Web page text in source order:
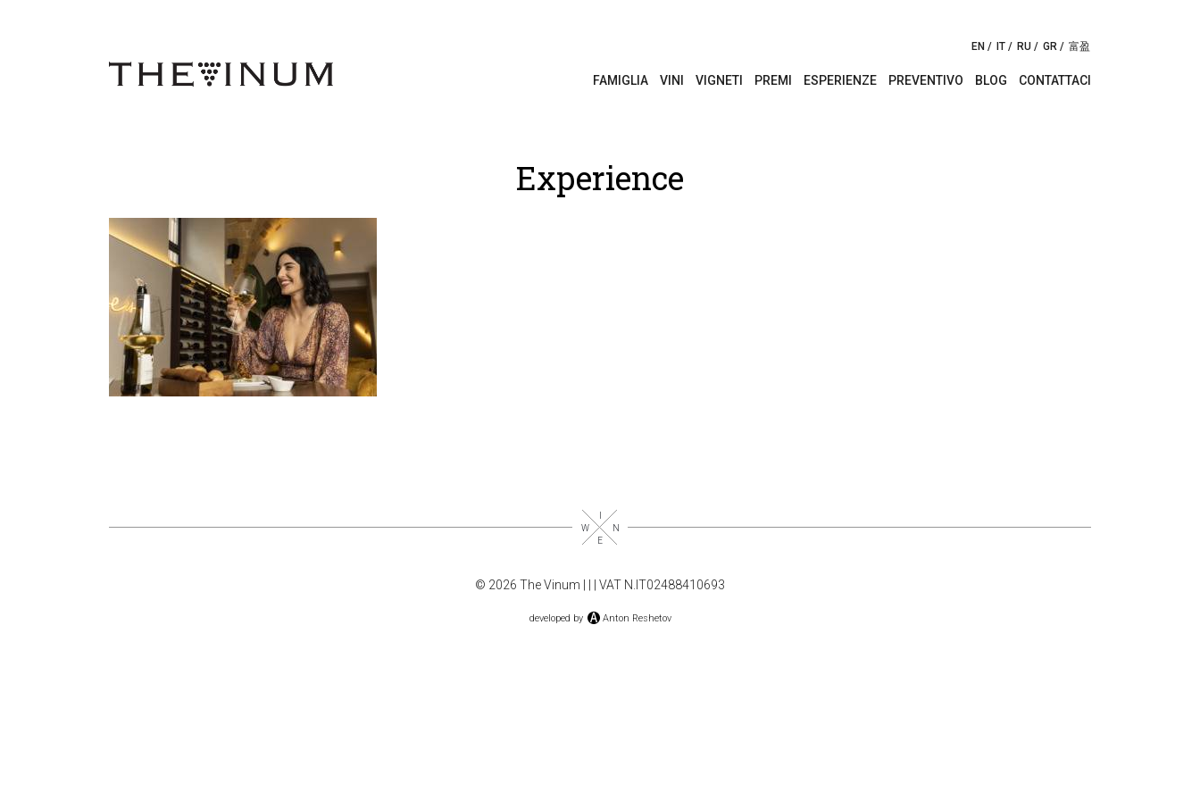
EN IT RU GR 富盈
FAMIGLIA VINI VIGNETI PREMI ESPERIENZE PREVENTIVO BLOG CONTATTACI
Experience
© 2026 The Vinum | | VAT N.IT02488410693
developed by Anton Reshetov